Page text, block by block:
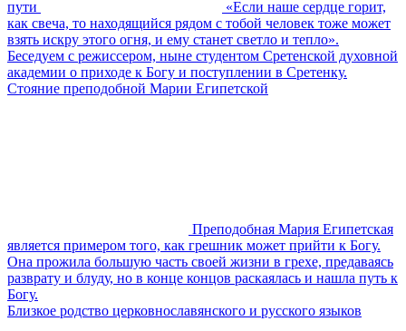
пути
«Если наше сердце горит,
как свеча, то находящийся рядом с тобой человек тоже может
взять искру этого огня, и ему станет светло и тепло».
Беседуем с режиссером, ныне студентом Сретенской духовной
академии о приходе к Богу и поступлении в Сретенку.
Стояние преподобной Марии Египетской
Преподобная Мария Египетская
является примером того, как грешник может прийти к Богу.
Она прожила большую часть своей жизни в грехе, предаваясь
разврату и блуду, но в конце концов раскаялась и нашла путь к
Богу.
Близкое родство церковнославянского и русского языков